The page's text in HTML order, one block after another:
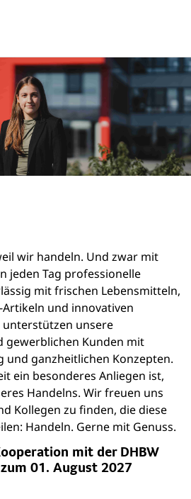
wir handeln. Und zwar mit
jeden Tag professionelle
mit frischen Lebensmitteln,
und innovativen
unsere
gewerblichen Kunden mit
ganzheitlichen Konzepten.
ein besonderes Anliegen ist,
Handelns. Wir freuen uns
Kollegen zu finden, die diese
Handeln. Gerne mit Genuss.
mit der DHBW
01. August 2027